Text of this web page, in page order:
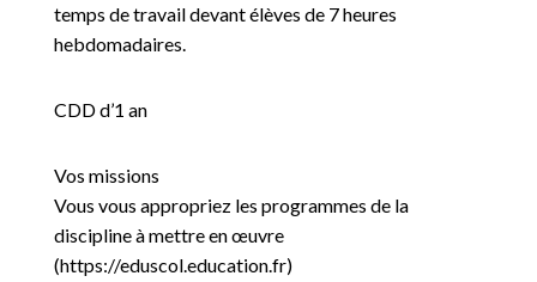
temps de travail devant élèves de 7 heures
hebdomadaires.
CDD d’1 an
Vos missions
Vous vous appropriez les programmes de la
discipline à mettre en œuvre
(https://eduscol.education.fr)